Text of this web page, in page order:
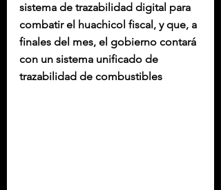
sistema de trazabilidad digital para
combatir el huachicol fiscal, y que, a
finales del mes, el gobierno contará
con un sistema unificado de
trazabilidad de combustibles